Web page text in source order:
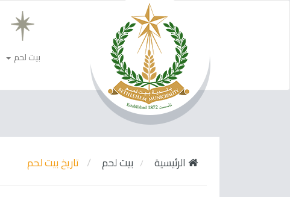
بيت لحم
الرئيسية بيت لحم تاريخ بيت لحم